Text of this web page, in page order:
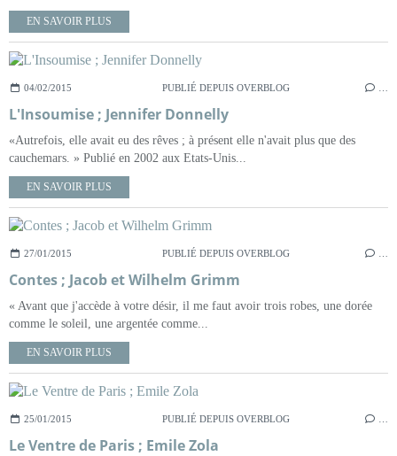
EN SAVOIR PLUS
04/02/2015 PUBLIÉ DEPUIS OVERBLOG
L'Insoumise ; Jennifer Donnelly
«Autrefois, elle avait eu des rêves ; à présent elle n'avait plus que des
cauchemars. » Publié en 2002 aux Etats-Unis...
EN SAVOIR PLUS
27/01/2015 PUBLIÉ DEPUIS OVERBLOG
Contes ; Jacob et Wilhelm Grimm
« Avant que j'accède à votre désir, il me faut avoir trois robes, une dorée
comme le soleil, une argentée comme...
EN SAVOIR PLUS
25/01/2015 PUBLIÉ DEPUIS OVERBLOG
Le Ventre de Paris ; Emile Zola